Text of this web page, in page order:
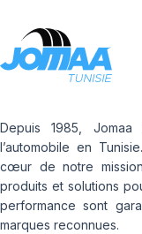
Depuis 1985,
l’automobile en
cœur de notre
produits et solutions
performance sont
marques reconnues.